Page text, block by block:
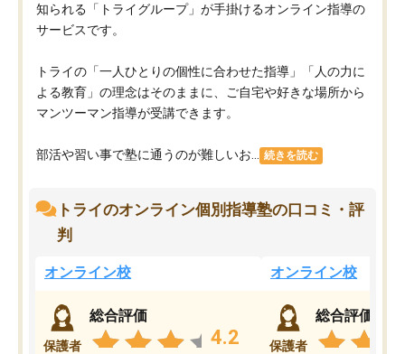
知られる「トライグループ」が手掛けるオンライン指導の
サービスです。
トライの「一人ひとりの個性に合わせた指導」「人の力に
よる教育」の理念はそのままに、ご自宅や好きな場所から
マンツーマン指導が受講できます。
部活や習い事で塾に通うのが難しいお... 続きを読む
トライのオンライン個別指導塾の口コミ・評
判
オンライン校
保護者
総合評価
4.2
オンライン校
保護者
総合評価